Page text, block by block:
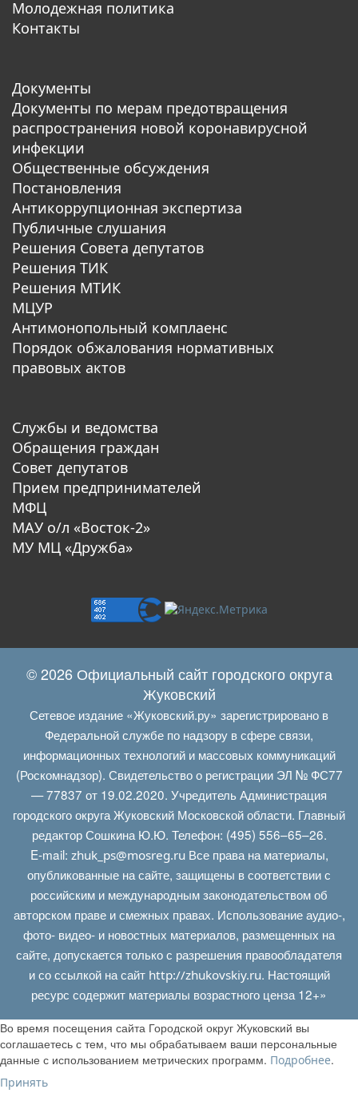
Молодежная политика
Контакты
Документы
Документы по мерам предотвращения
распространения новой коронавирусной
инфекции
Общественные обсуждения
Постановления
Антикоррупционная экспертиза
Публичные слушания
Решения Совета депутатов
Решения ТИК
Решения МТИК
МЦУР
Антимонопольный комплаенс
Порядок обжалования нормативных
правовых актов
Службы и ведомства
Обращения граждан
Совет депутатов
Прием предпринимателей
МФЦ
МАУ о/л «Восток-2»
МУ МЦ «Дружба»
© 2026 Официальный сайт городского округа
Жуковский
Сетевое издание «Жуковский.ру» зарегистрировано в
Федеральной службе по надзору в сфере связи,
информационных технологий и массовых коммуникаций
(Роскомнадзор). Свидетельство о регистрации ЭЛ № ФС77
— 77837 от 19.02.2020. Учредитель Администрация
городского округа Жуковский Московской области. Главный
редактор Сошкина Ю.Ю. Телефон: (495) 556–65–26.
E‑mail: zhuk_ps@mosreg.ruВсе права на материалы,
опубликованные на сайте, защищены в соответствии с
российским и международным законодательством об
авторском праве и смежных правах. Использование аудио-,
фото- видео- и новостных материалов, размещенных на
сайте, допускается только с разрешения правообладателя
и со ссылкой на сайт http://zhukovskiy.ru. Настоящий
ресурс содержит материалы возрастного ценза 12+»
Во время посещения сайта Городской округ Жуковский вы
соглашаетесь с тем, что мы обрабатываем ваши персональные
данные с использованием метрических программ. Подробнее.
Принять